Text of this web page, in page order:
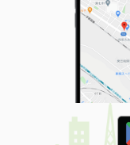
価 格
住 所
専有
間取り
愛知県名古屋市中区
価 格